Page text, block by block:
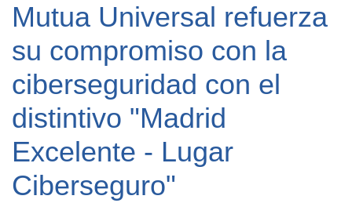
Mutua Universal refuerza
su compromiso con la
ciberseguridad con el
distintivo "Madrid
Excelente - Lugar
Ciberseguro"